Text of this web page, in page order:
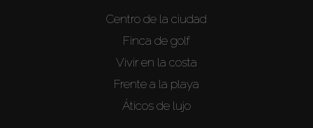
Centro de la ciudad
Finca de golf
Vivir en la costa
Frente a la playa
Áticos de lujo